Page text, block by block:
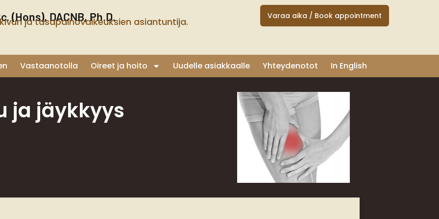
(Hons), DACNB, Ph.D.
ja tasapainovaikeuksien asiantuntija. Varaa aika / Book appointment
Vastaanotolla Oireet ja hoito Uudelle asiakkaalle Yhteydenotot In English
ja jäykkyys